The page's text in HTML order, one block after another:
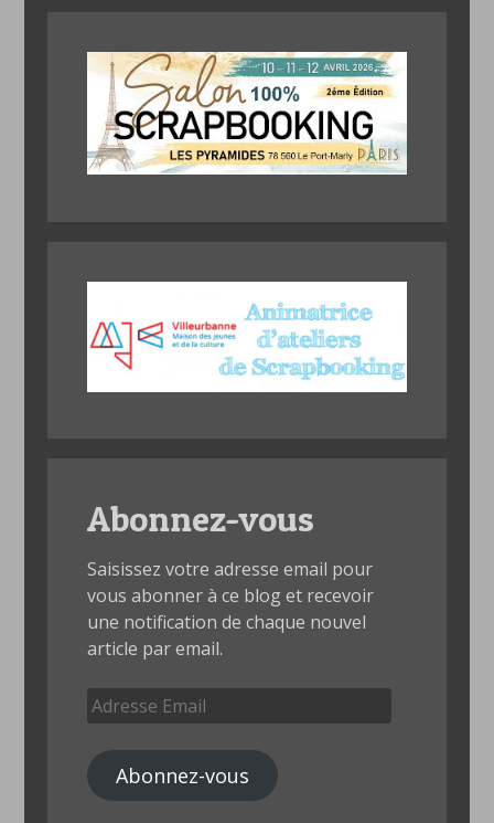
Abonnez-vous
Saisissez votre adresse email pour
vous abonner à ce blog et recevoir
une notification de chaque nouvel
article par email.
Adresse
Email
Abonnez-vous